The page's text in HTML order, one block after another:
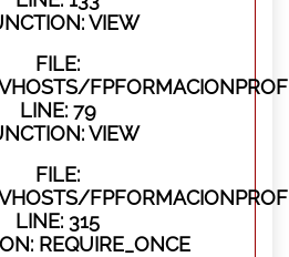
VIEW
FILE:
LINE: 79
VIEW
FILE:
LINE: 315
REQUIRE_ONCE